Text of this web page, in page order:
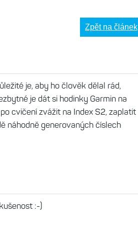
Zpět na článek
je, aby ho člověk dělal rád,
je dát si hodinky Garmin na
cvičení zvážit na Index S2, zaplatit
náhodně generovaných číslech
:-)